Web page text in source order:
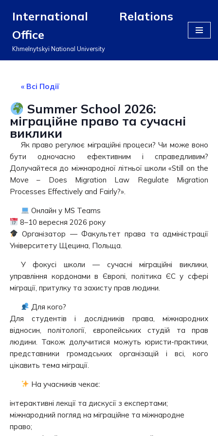
до
вмісту
International Relations
Office
Khmelnytskyi National University
« Всі Події
Summer School 2026:
міграційне право та сучасні
виклики
Як право регулює міграційні процеси? Чи може воно
бути одночасно ефективним і справедливим?
Долучайтеся до міжнародної літньої школи «Still on the
Move – Does Migration Law Regulate Migration
Processes Effectively and Fairly?».
Онлайн у MS Teams
8–10 вересня 2026 року
Організатор — Факультет права та адміністрації
Університету Щецина, Польща.
У фокусі школи — сучасні міграційні виклики,
управління кордонами в Європі, політика ЄС у сфері
міграції, притулку та захисту прав людини.
Для кого?
Для студентів і дослідників права, міжнародних
відносин, політології, європейських студій та прав
людини. Також долучитися можуть юристи-практики,
представники громадських організацій і всі, кого
цікавить тема міграції.
На учасників чекає:
інтерактивні лекції та дискусії з експертами;
міжнародний погляд на міграційне та міжнародне
право;